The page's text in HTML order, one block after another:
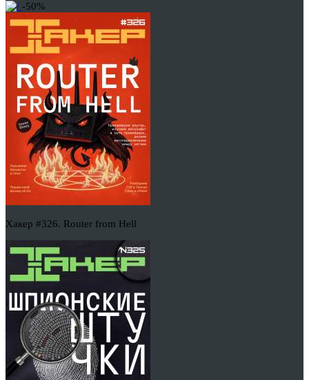
-50%
Хакер #326. Router from Hell